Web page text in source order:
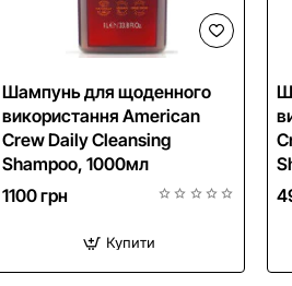
Шампунь для щоденного
використання American
Crew Daily Cleansing
Shampoo, 1000мл
1100 грн
Купити